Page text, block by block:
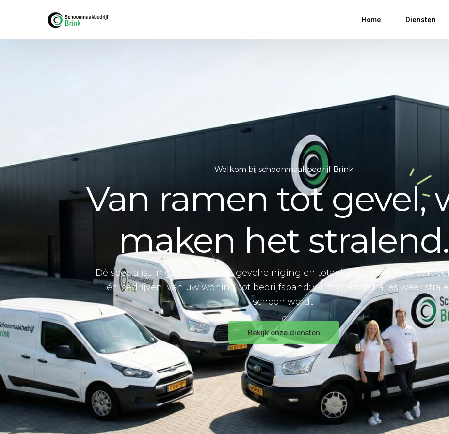
Home Diensten
Welkom bij schoonmaakbedrijf Brink
Van ramen tot gevel,
maken het stralend.
Dé specialist in glasbewassing, gevelreiniging en totaalonderhoud voor
én bedrijven. Van uw woning tot bedrijfspand: wij zorgen dat alles weer
schoon wordt.
Bekijk onze diensten